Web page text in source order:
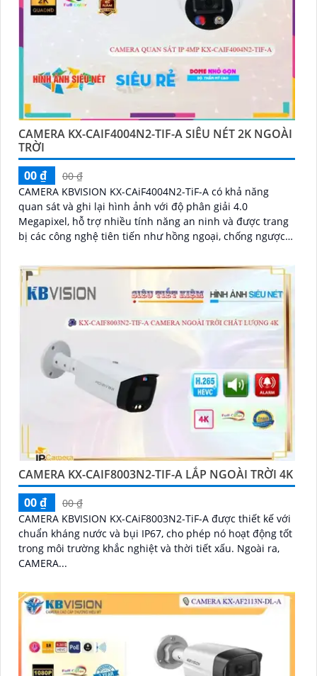
CAMERA KX-CAIF4004N2-TIF-A SIÊU NÉT 2K NGOÀI
TRỜI
00 ₫
00 ₫
CAMERA KBVISION KX-CAiF4004N2-TiF-A có khả năng
quan sát và ghi lại hình ảnh với độ phân giải 4.0
Megapixel, hỗ trợ nhiều tính năng an ninh và được trang
bị các công nghệ tiên tiến như hồng ngoại, chống ngược
CAMERA KX-CAIF8003N2-TIF-A LẮP NGOÀI TRỜI 4K
00 ₫
00 ₫
CAMERA KBVISION KX-CAiF8003N2-TiF-A được thiết kế với
chuẩn kháng nước và bụi IP67, cho phép nó hoạt động tốt
trong môi trường khắc nghiệt và thời tiết xấu. Ngoài ra,
CAMERA...